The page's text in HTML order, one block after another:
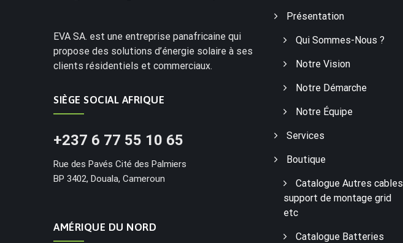
EVA SA. est une entreprise panafricaine qui
propose des solutions d’énergie solaire à ses
clients résidentiels et commerciaux.
SIÈGE SOCIAL AFRIQUE
+237 6 77 55 10 65
Rue des Pavés Cité des Palmiers
BP 3402, Douala, Cameroun
AMÉRIQUE DU NORD
Présentation
Qui Sommes-Nous ?
Notre Vision
Notre Démarche
Notre Équipe
Services
Boutique
Catalogue Autres cables
support de montage grid
etc
Catalogue Batteries